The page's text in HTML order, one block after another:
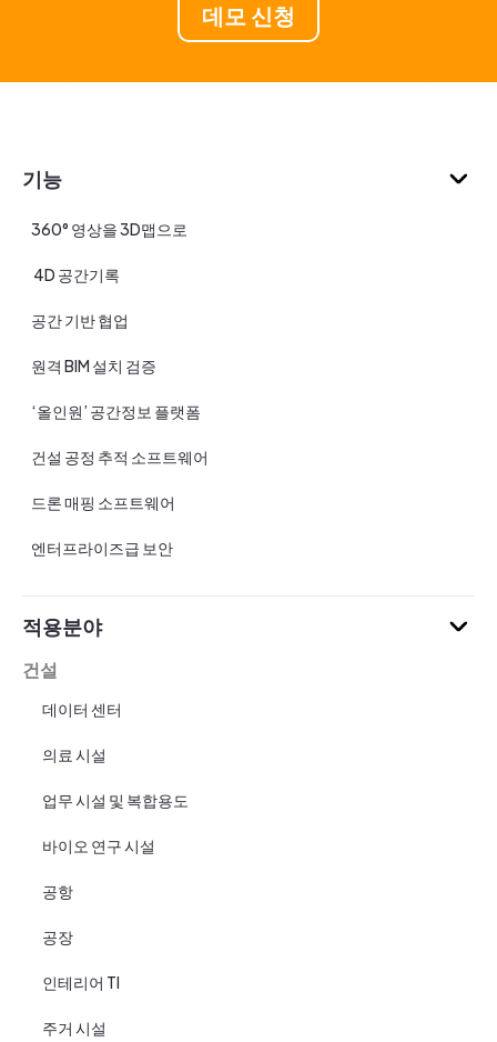
데모 신청
기능
360° 영상을 3D맵으로
4D 공간기록
공간 기반 협업
원격 BIM 설치 검증
‘올인원’ 공간정보 플랫폼
건설 공정 추적 소프트웨어
드론 매핑 소프트웨어
엔터프라이즈급 보안
적용분야
건설
데이터 센터
의료 시설
업무 시설 및 복합용도
바이오 연구 시설
공항
공장
인테리어 TI
주거 시설